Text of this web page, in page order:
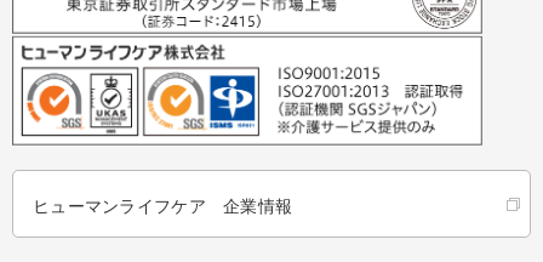
ヒューマンライフケア 企業情報